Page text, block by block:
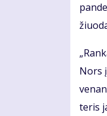
Nors
te­ris